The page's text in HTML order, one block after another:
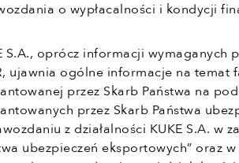
o wypłacalności i kondycji
S.A., oprócz informacji wymaganych
ujawnia ogólne informacje na temat
przez Skarb Państwa na
przez Skarb Państwa
z działalności KUKE S.A. w
ubezpieczeń eksportowych” oraz